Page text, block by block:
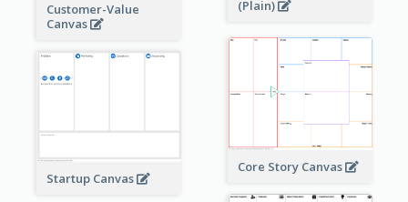
(Plain)
Customer-Value
Canvas
Core Story Canvas
Startup Canvas